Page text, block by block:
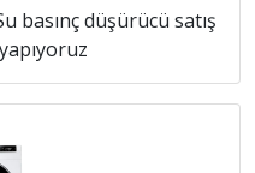
basınç düşürücü satış